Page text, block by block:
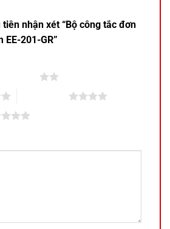
nhận xét “Bộ công tắc đơn
EE-201-GR”